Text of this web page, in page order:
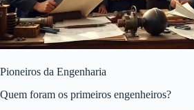
Pioneiros da Engenharia
Quem foram os primeiros engenheiros?